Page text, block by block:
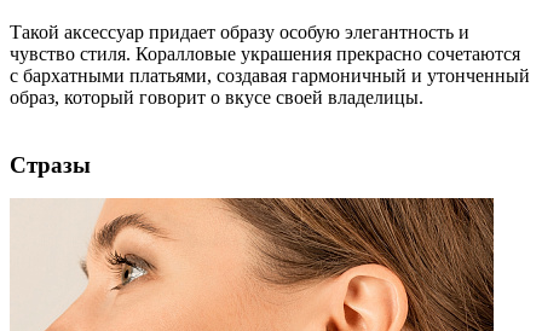
Такой аксессуар придает образу особую элегантность и
чувство стиля. Коралловые украшения прекрасно сочетаются
с бархатными платьями, создавая гармоничный и утонченный
образ, который говорит о вкусе своей владелицы.
Стразы